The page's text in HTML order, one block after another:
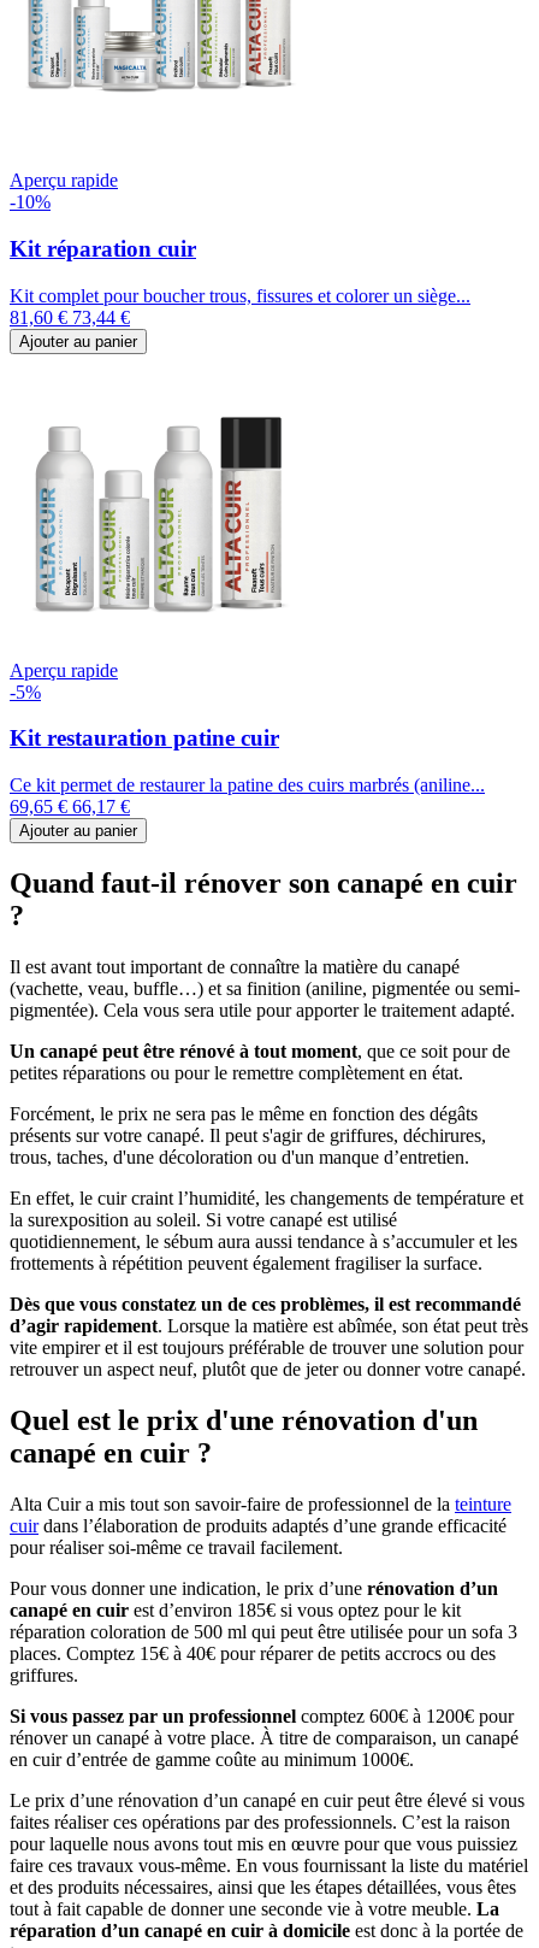
Aperçu rapide
-10%
Kit réparation cuir
Kit complet pour boucher trous, fissures et colorer un siège...
81,60 € 73,44 €
Ajouter au panier
Aperçu rapide
-5%
Kit restauration patine cuir
Ce kit permet de restaurer la patine des cuirs marbrés (aniline...
69,65 € 66,17 €
Ajouter au panier
Quand faut-il rénover son canapé en cuir
?
Il est avant tout important de connaître la matière du canapé
(vachette, veau, buffle…) et sa finition (aniline, pigmentée ou semi-
pigmentée). Cela vous sera utile pour apporter le traitement adapté.
Un canapé peut être rénové à tout moment, que ce soit pour de
petites réparations ou pour le remettre complètement en état.
Forcément, le prix ne sera pas le même en fonction des dégâts
présents sur votre canapé. Il peut s'agirde griffures, déchirures,
trous, taches, d'une décoloration ou d'un manque d’entretien.
En effet, le cuir craint l’humidité, les changements de température et
la surexposition au soleil. Si votre canapé est utilisé
quotidiennement, le sébum aura aussi tendance à s’accumuler et les
frottements à répétition peuvent également fragiliser la surface.
Dès que vous constatez un de ces problèmes, il est recommandé
d’agir rapidement. Lorsque la matière est abîmée, son état peut très
vite empirer et il est toujours préférable de trouver une solution pour
retrouver un aspect neuf, plutôt que de jeter ou donner votre canapé.
Quel est le prix d'une rénovation d'un
canapé en cuir ?
Alta Cuir a mis tout son savoir-faire de professionnel de la teinture
cuirdans l’élaboration de produits adaptés d’une grande efficacité
pour réaliser soi-même ce travail facilement.
Pour vous donner une indication, le prix d’une rénovation d’un
canapé en cuir est d’environ 185€ si vous optez pour le kit
réparation coloration de 500 ml qui peut être utilisée pour un sofa 3
places. Comptez 15€ à 40€ pour réparer de petits accrocs ou des
griffures.
Si vous passez par un professionnel comptez 600€ à 1200€ pour
rénover un canapé à votre place. À titre de comparaison, un canapé
en cuir d’entrée de gamme coûte au minimum 1000€.
Le prix d’une rénovation d’un canapé en cuir peut être élevé si vous
faites réaliser ces opérations par des professionnels. C’est la raison
pour laquelle nous avons tout mis en œuvre pour que vous puissiez
faire ces travaux vous-même. En vous fournissant la liste du matériel
et des produits nécessaires, ainsi que les étapes détaillées, vous êtes
tout à fait capable de donner une seconde vie à votre meuble. La
réparation d’un canapé en cuir à domicile est donc à la portée de